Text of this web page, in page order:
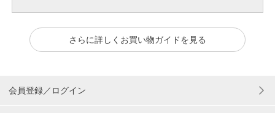
さらに詳しくお買い物ガイドを見る
会員登録／ログイン